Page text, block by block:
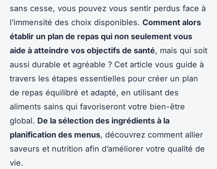
sans cesse, vous pouvez vous sentir perdus face à
l’immensité des choix disponibles. Comment alors
établir un plan de repas qui non seulement vous
aide à atteindre vos objectifs de santé, mais qui soit
aussi durable et agréable ? Cet article vous guide à
travers les étapes essentielles pour créer un plan
de repas équilibré et adapté, en utilisant des
aliments sains qui favoriseront votre bien-être
global. De la sélection des ingrédients à la
planification des menus, découvrez comment allier
saveurs et nutrition afin d’améliorer votre qualité de
vie.